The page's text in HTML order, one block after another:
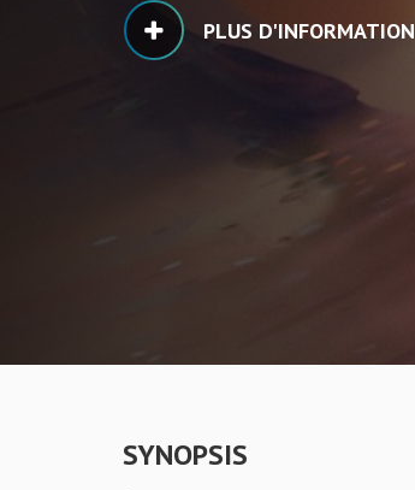
PLUS D'INFORMATION
SYNOPSIS